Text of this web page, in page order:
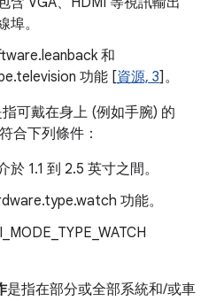
。
和
功能 [資源, 3]。
指可戴在身上 (例如手腕) 的
合下列條件：
1.1 到 2.5 英寸之間。
功能。
是指在部分或全部系統和/或車